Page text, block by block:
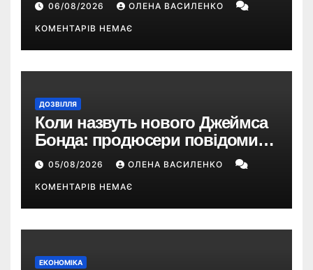
06/08/2026 ОЛЕНА ВАСИЛЕНКО
КОМЕНТАРІВ НЕМАЄ
ДОЗВІЛЛЯ
Коли назвуть нового Джеймса
Бонда: продюсери повідомили
про терміни кастингу
05/08/2026 ОЛЕНА ВАСИЛЕНКО
КОМЕНТАРІВ НЕМАЄ
ЕКОНОМІКА